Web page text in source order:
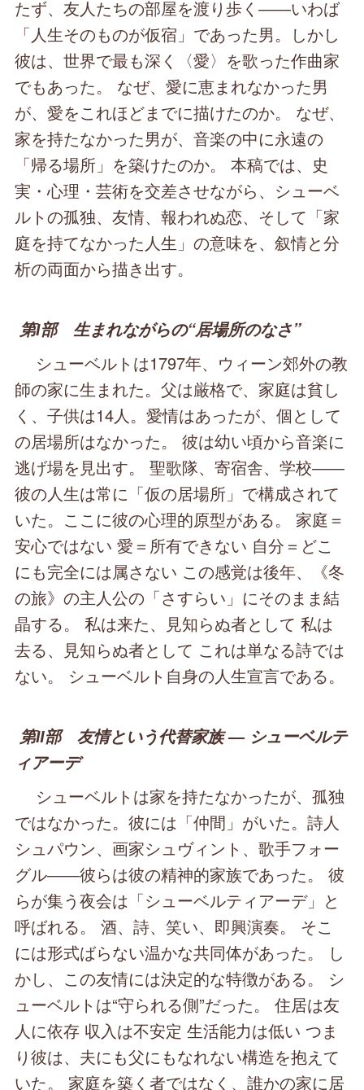
たず、友人たちの部屋を渡り歩く――いわば
「人生そのものが仮宿」であった男。しかし
彼は、世界で最も深く〈愛〉を歌った作曲家
でもあった。 なぜ、愛に恵まれなかった男
が、愛をこれほどまでに描けたのか。 なぜ、
家を持たなかった男が、音楽の中に永遠の
「帰る場所」を築けたのか。 本稿では、史
実・心理・芸術を交差させながら、シューベ
ルトの孤独、友情、報われぬ恋、そして「家
庭を持てなかった人生」の意味を、叙情と分
析の両面から描き出す。
第Ⅰ部 生まれながらの“居場所のなさ”
シューベルトは1797年、ウィーン郊外の教
師の家に生まれた。父は厳格で、家庭は貧し
く、子供は14人。愛情はあったが、個として
の居場所はなかった。 彼は幼い頃から音楽に
逃げ場を見出す。 聖歌隊、寄宿舎、学校――
彼の人生は常に「仮の居場所」で構成されて
いた。ここに彼の心理的原型がある。 家庭＝
安心ではない 愛＝所有できない 自分＝どこ
にも完全には属さない この感覚は後年、《冬
の旅》の主人公の「さすらい」にそのまま結
晶する。 私は来た、見知らぬ者として 私は
去る、見知らぬ者として これは単なる詩では
ない。 シューベルト自身の人生宣言である。
第Ⅱ部 友情という代替家族 ― シューベルテ
ィアーデ
シューベルトは家を持たなかったが、孤独
ではなかった。彼には「仲間」がいた。詩人
シュパウン、画家シュヴィント、歌手フォー
グル――彼らは彼の精神的家族であった。 彼
らが集う夜会は「シューベルティアーデ」と
呼ばれる。 酒、詩、笑い、即興演奏。 そこ
には形式ばらない温かな共同体があった。 し
かし、この友情には決定的な特徴がある。 シ
ューベルトは“守られる側”だった。 住居は友
人に依存 収入は不安定 生活能力は低い つま
り彼は、夫にも父にもなれない構造を抱えて
いた。 家庭を築く者ではなく、誰かの家に居